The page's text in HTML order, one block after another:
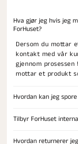
Hva gjør jeg hvis jeg
ForHuset?
Dersom du mottar
kontakt med vår
gjennom
mottar et produkt
Hvordan kan jeg
Tilbyr ForHuset
Hvordan returnerer